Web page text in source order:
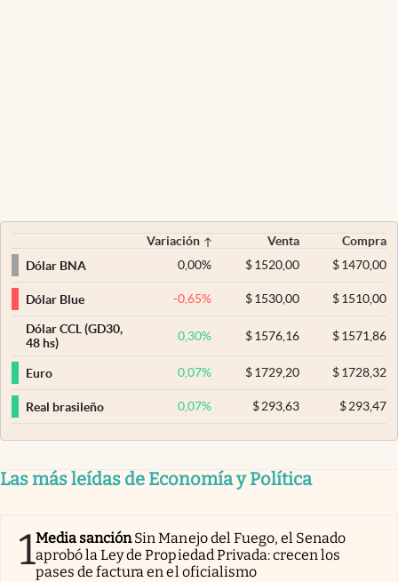
Variación Venta
Compra
Dólar BNA
0,00% $ 1520,00 $1470,00
Dólar Blue -0,65% $ 1530,00 $1510,00
Dólar CCL (GD30,
48 hs)
0,30% $ 1576,16 $1571,86
Euro 0,07% $ 1729,20 $1728,32
Real brasileño 0,07% $293,63 $293,47
Las más leídas de Economía y Política
1Media sanciónSin Manejo del Fuego, el Senado
aprobó la Ley de Propiedad Privada: crecen los
pases de factura en el oficialismo